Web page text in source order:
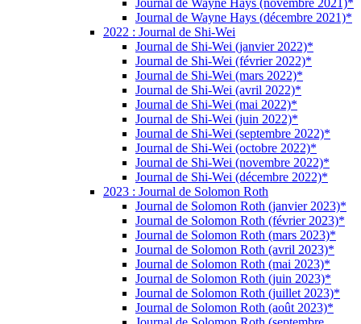
Journal de Wayne Hays (novembre 2021)*
Journal de Wayne Hays (décembre 2021)*
2022 : Journal de Shi-Wei
Journal de Shi-Wei (janvier 2022)*
Journal de Shi-Wei (février 2022)*
Journal de Shi-Wei (mars 2022)*
Journal de Shi-Wei (avril 2022)*
Journal de Shi-Wei (mai 2022)*
Journal de Shi-Wei (juin 2022)*
Journal de Shi-Wei (septembre 2022)*
Journal de Shi-Wei (octobre 2022)*
Journal de Shi-Wei (novembre 2022)*
Journal de Shi-Wei (décembre 2022)*
2023 : Journal de Solomon Roth
Journal de Solomon Roth (janvier 2023)*
Journal de Solomon Roth (février 2023)*
Journal de Solomon Roth (mars 2023)*
Journal de Solomon Roth (avril 2023)*
Journal de Solomon Roth (mai 2023)*
Journal de Solomon Roth (juin 2023)*
Journal de Solomon Roth (juillet 2023)*
Journal de Solomon Roth (août 2023)*